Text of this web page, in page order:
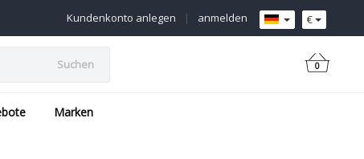
€
anmelden
|
Kundenkonto anlegen
Suchen 0
Marken